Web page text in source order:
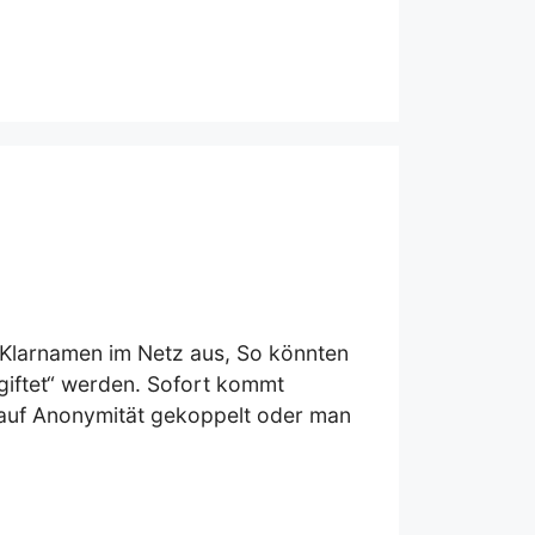
im Netz aus, So könnten
werden. Sofort kommt
Anonymität gekoppelt oder man